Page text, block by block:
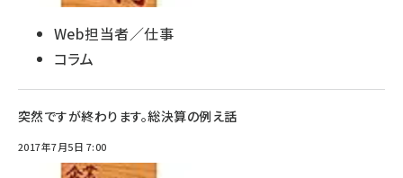
Web担当者／仕事
コラム
突然ですが終わります。総決算の例え話
2017年7月5日 7:00